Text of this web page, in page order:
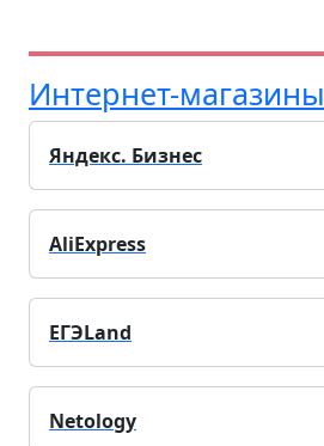
Интернет-магазины
Яндекс. Бизнес
AliExpress
ЕГЭLand
Netology